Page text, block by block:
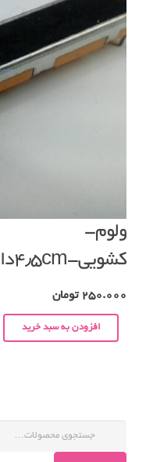
ولوم-
کشویی-۴٫۵cmدایناکورد-۱۰کیلو-۶پین.
250.000 تومان
افزودن به سبد خرید